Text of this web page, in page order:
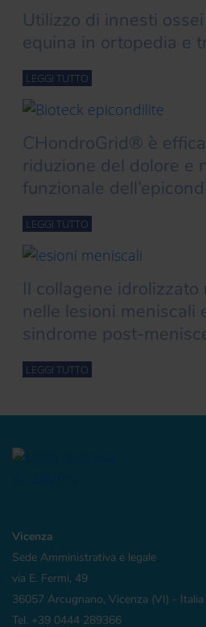
Utilizzo di innesti
equina in ortopedia e
LEGGI TUTTO
CHondroGrid® è
riduzione del dolore e
funzionale
LEGGI TUTTO
Il collagene idrolizzato
nelle lesioni meniscali
sindrome post-
LEGGI TUTTO
Vicenza
Sede Amministrativa e legale
via E. Fermi, 49
36057 Arcugnano, Vicenza (VI) - Italia
Tel. +39 0444 289366